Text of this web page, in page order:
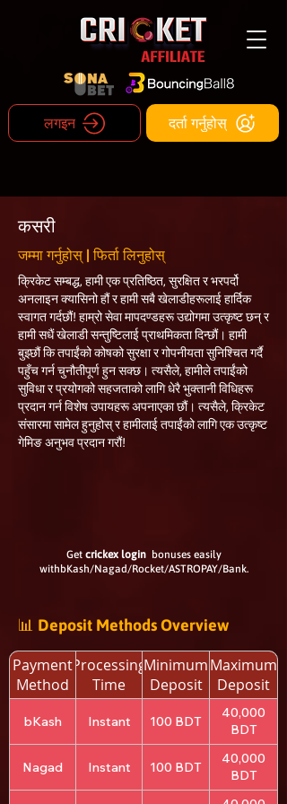
लगइन दर्ता गर्नुहोस्
कसरी
जम्मा गर्नुहोस् | फिर्ता लिनुहोस्
क्रिकेट सम्बद्ध, हामी एक प्रतिष्ठित, सुरक्षित र भरपर्दो
अनलाइन क्यासिनो हौं र हामी सबै खेलाडीहरूलाई हार्दिक
स्वागत गर्दछौं! हाम्रो सेवा मापदण्डहरू उद्योगमा उत्कृष्ट छन् र
हामी सधैं खेलाडी सन्तुष्टिलाई प्राथमिकता दिन्छौं। हामी
बुझ्छौं कि तपाईंको कोषको सुरक्षा र गोपनीयता सुनिश्चित गर्दै
पहुँच गर्न चुनौतीपूर्ण हुन सक्छ। त्यसैले, हामीले तपाईंको
सुविधा र प्रयोगको सहजताको लागि धेरै भुक्तानी विधिहरू
प्रदान गर्न विशेष उपायहरू अपनाएका छौं। त्यसैले, क्रिकेट
संसारमा सामेल हुनुहोस् र हामीलाई तपाईंको लागि एक उत्कृष्ट
गेमिङ अनुभव प्रदान गरौं!
Get crickex login bonuses easily
withbKash/Nagad/Rocket/ASTROPAY/Bank.
📊 Deposit Methods Overview
Payment
Method
Processing
Time
Minimum
Deposit
Maximum
Deposit
bKash Instant 100 BDT
40,000
BDT
Nagad Instant 100 BDT
40,000
BDT